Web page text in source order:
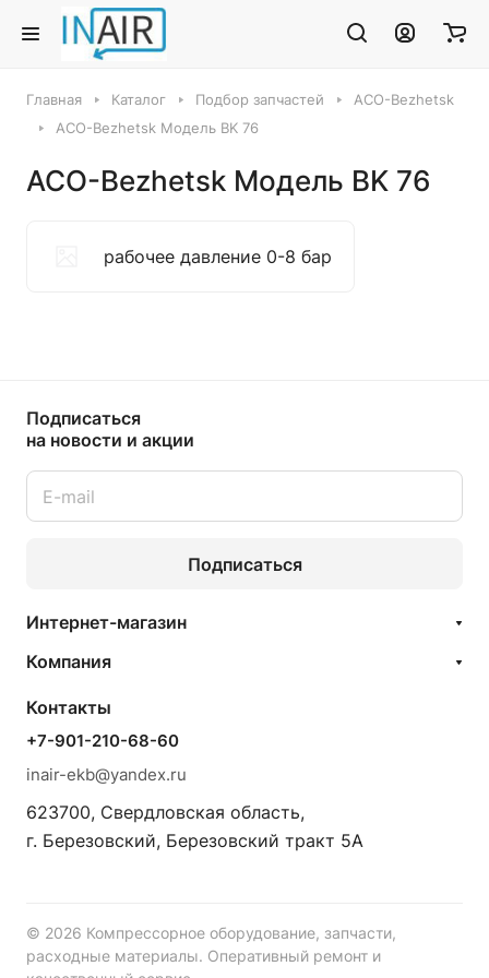
Главная Каталог Подбор запчастей
ACO-Bezhetsk
ACO-Bezhetsk Модель BK 76
ACO-Bezhetsk Модель BK 76
рабочее давление 0-8 бар
Подписаться
на новости и акции
Подписаться
Интернет-магазин
Компания
Контакты
+7-901-210-68-60
inair-ekb@yandex.ru
623700, Свердловская область,
г. Березовский, Березовский тракт 5А
© 2026 Компрессорное оборудование, запчасти,
расходные материалы. Оперативный ремонт и